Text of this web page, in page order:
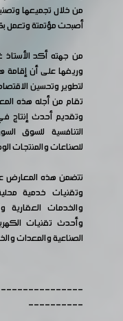
من خلال تجميعها
أصبحت مؤتمتة وتعمل
من جهته أكد
وريفها على أن إقامة
لتطوير وتحسين
تقام من أجله هذه
وتقديم أحدث إنتاج
التنافسية للسوق
للصناعات والمنتجات
تتضمن هذه المعارض
وتقنيات خدمية
والخدمات العقارية
وأحدث تقنيات
الصناعية والمعدات
----------